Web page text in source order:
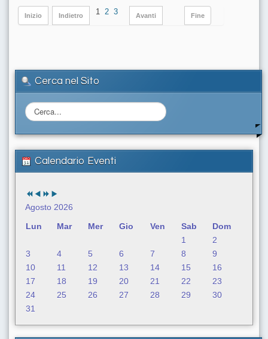
Inizio Indietro 1 2 3 Avanti Fine
Cerca nel Sito
C
e
r
a
.
.
Calendario Eventi
Agosto 2026
Lun
Mar Mer Gio Ven Sab
Dom
1
2
3
4 5 6 7 8
9
10
11 12 13 14 15
16
17
18 19 20 21 22
23
24
25 26 27 28 29
30
31